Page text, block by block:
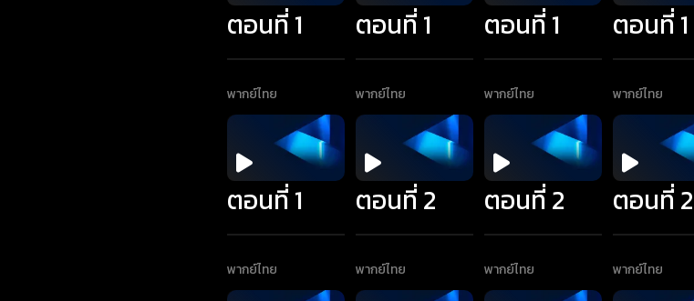
ตอนที่ 1
พากย์ไทย
ตอนที่ 1
พากย์ไทย
ตอนที่ 1
พากย์ไทย
ตอนที่ 1
พากย์ไทย
ตอนที่ 1
พากย์ไทย
ตอนที่ 2
พากย์ไทย
ตอนที่ 2
พากย์ไทย
ตอนที่ 2
พากย์ไทย